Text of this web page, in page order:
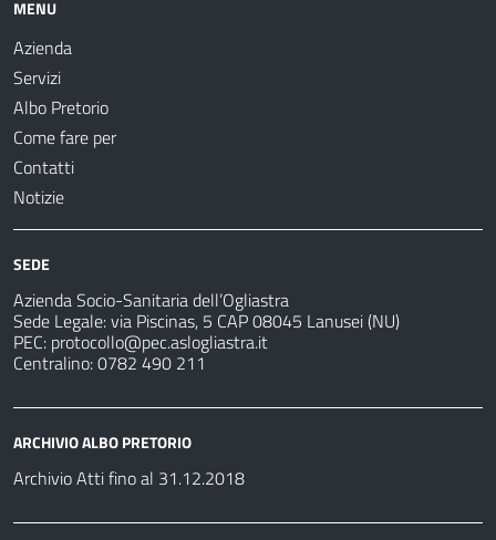
MENU
Azienda
Servizi
Albo Pretorio
Come fare per
Contatti
Notizie
SEDE
Azienda Socio-Sanitaria dell’Ogliastra
Sede Legale: via Piscinas, 5 CAP 08045 Lanusei (NU)
PEC: protocollo@pec.aslogliastra.it
Centralino: 0782 490 211
ARCHIVIO ALBO PRETORIO
Archivio Atti fino al 31.12.2018